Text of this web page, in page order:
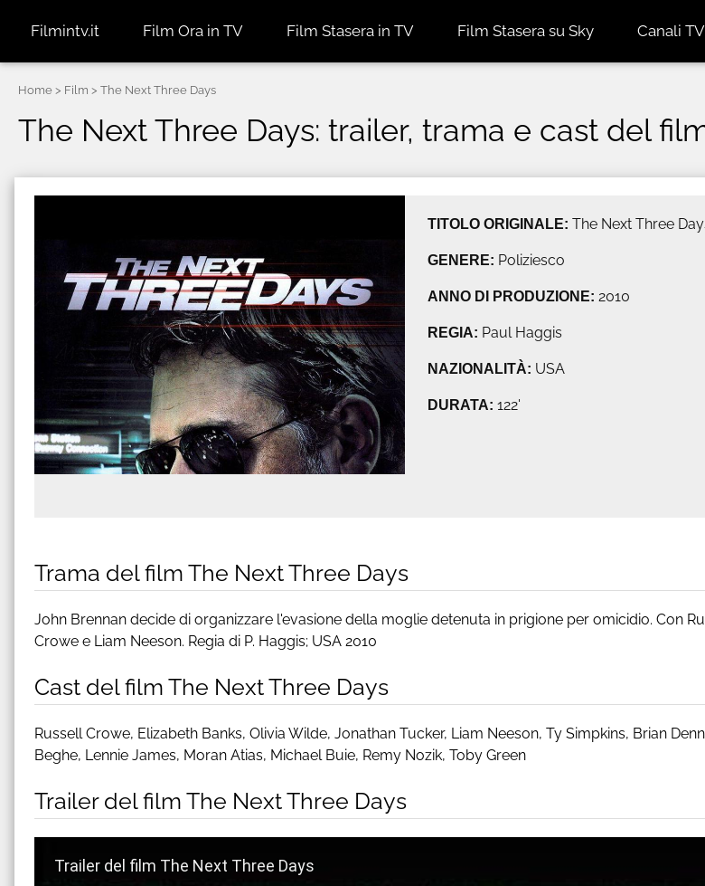
Filmintv.it Film Ora in TV Film Stasera in TV Film Stasera su Sky Canali TV
Home > Film > The Next Three Days
The Next Three Days: trailer, trama e cast del
TITOLO ORIGINALE:The Next Three
GENERE: Poliziesco
ANNO DI PRODUZIONE: 2010
REGIA: Paul Haggis
NAZIONALITÀ: USA
DURATA:122'
Trama del film The Next Three Days
John Brennan decide di organizzare l'evasione della moglie detenuta in prigione per omicidio. Con
Crowe e Liam Neeson. Regia di P. Haggis; USA 2010
Cast del film The Next Three Days
Russell Crowe, Elizabeth Banks, Olivia Wilde, Jonathan Tucker, Liam Neeson, Ty Simpkins, Brian
Beghe, Lennie James, Moran Atias, Michael Buie, Remy Nozik, Toby Green
Trailer del film The Next Three Days